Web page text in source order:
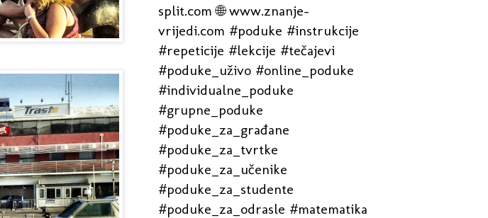
split.com 🌐 www.znanje-
vrijedi.com #poduke #instrukcije
#repeticije #lekcije #tečajevi
#poduke_uživo #online_poduke
#individualne_poduke
#grupne_poduke
#poduke_za_građane
#poduke_za_tvrtke
#poduke_za_učenike
#poduke_za_studente
#poduke_za_odrasle #matematika